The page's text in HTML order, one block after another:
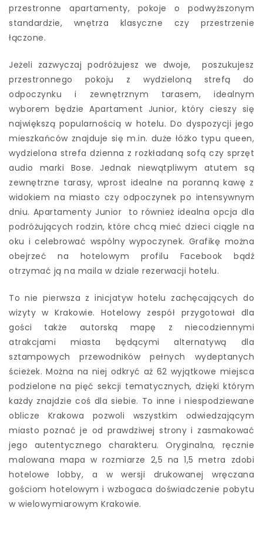
przestronne apartamenty, pokoje o podwyższonym
standardzie, wnętrza klasyczne czy przestrzenie
łączone.
Jeżeli zazwyczaj podróżujesz we dwoje, poszukujesz
przestronnego pokoju z wydzieloną strefą do
odpoczynku i zewnętrznym tarasem, idealnym
wyborem będzie Apartament Junior, który cieszy się
największą popularnością w hotelu. Do dyspozycji jego
mieszkańców znajduje się m.in. duże łóżko typu queen,
wydzielona strefa dzienna z rozkładaną sofą czy sprzęt
audio marki Bose. Jednak niewątpliwym atutem są
zewnętrzne tarasy, wprost idealne na poranną kawę z
widokiem na miasto czy odpoczynek po intensywnym
dniu. Apartamenty Junior to również idealna opcja dla
podróżujących rodzin, które chcą mieć dzieci ciągle na
oku i celebrować wspólny wypoczynek. Grafikę można
obejrzeć na hotelowym profilu Facebook bądź
otrzymać ją na maila w dziale rezerwacji hotelu.
To nie pierwsza z inicjatyw hotelu zachęcających do
wizyty w Krakowie. Hotelowy zespół przygotował dla
gości także autorską mapę z niecodziennymi
atrakcjami miasta będącymi alternatywą dla
sztampowych przewodników pełnych wydeptanych
ścieżek. Można na niej odkryć aż 62 wyjątkowe miejsca
podzielone na pięć sekcji tematycznych, dzięki którym
każdy znajdzie coś dla siebie. To inne i niespodziewane
oblicze Krakowa pozwoli wszystkim odwiedzającym
miasto poznać je od prawdziwej strony i zasmakować
jego autentycznego charakteru. Oryginalna, ręcznie
malowana mapa w rozmiarze 2,5 na 1,5 metra zdobi
hotelowe lobby, a w wersji drukowanej wręczana
gościom hotelowym i wzbogaca doświadczenie pobytu
w wielowymiarowym Krakowie.